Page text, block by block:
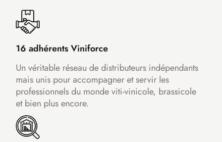
16 adhérents Viniforce
Un véritable réseau de distributeurs indépendants
mais unis pour accompagner et servir les
professionnels du monde viti-vinicole, brassicole
et bien plus encore.